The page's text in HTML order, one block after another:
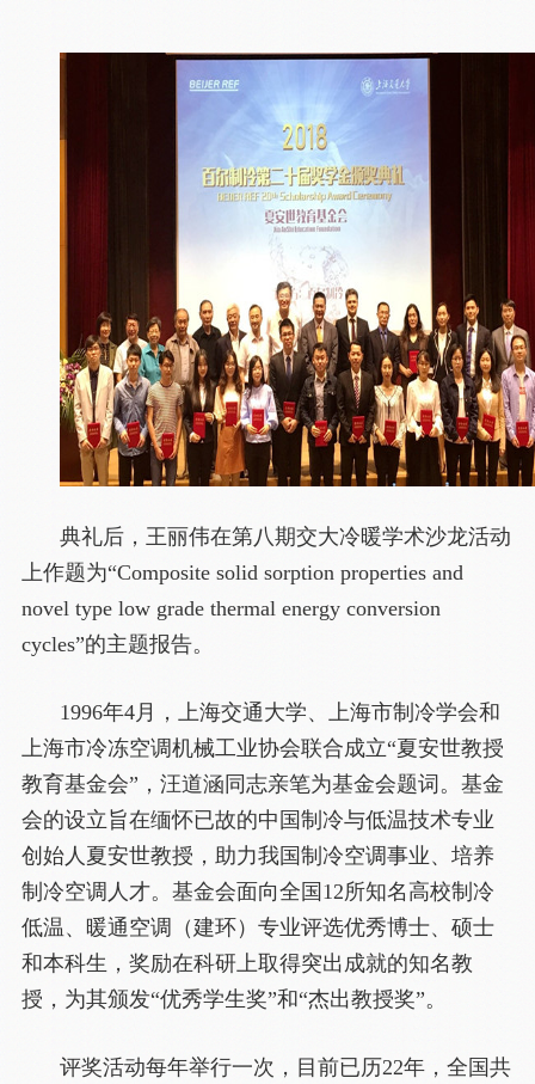
典礼后，王丽伟在第八期交大冷暖学术沙龙活动
上作题为“Composite solid sorption properties and
novel type low grade thermal energy conversion
cycles”的主题报告。
1996年4月，上海交通大学、上海市制冷学会和
上海市冷冻空调机械工业协会联合成立“夏安世教授
教育基金会”，汪道涵同志亲笔为基金会题词。基金
会的设立旨在缅怀已故的中国制冷与低温技术专业
创始人夏安世教授，助力我国制冷空调事业、培养
制冷空调人才。基金会面向全国12所知名高校制冷
低温、暖通空调（建环）专业评选优秀博士、硕士
和本科生，奖励在科研上取得突出成就的知名教
授，为其颁发“优秀学生奖”和“杰出教授奖”。
评奖活动每年举行一次，目前已历22年，全国共